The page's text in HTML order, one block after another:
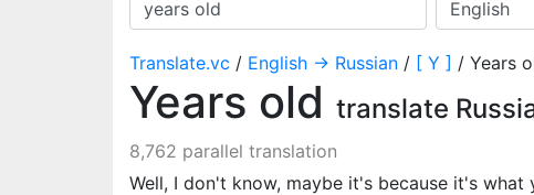
Translate.vc / English → Russian / [ Y ] / Years
Years old translate
8,762 parallel translation
Well, I don't know, maybe it's because it's